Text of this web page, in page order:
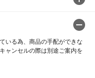
いる為、商品の手配ができな
ャンセルの際は別途ご案内を